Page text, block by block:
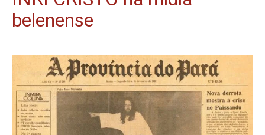
belenense